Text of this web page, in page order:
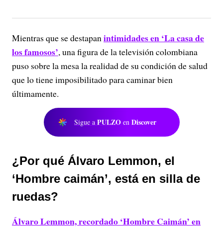
Mientras que se destapanintimidades en ‘La casa de
los famosos’, una figura de la televisión colombiana
puso sobre la mesa la realidad de su condición de salud
que lo tiene imposibilitado para caminar bien
últimamente.
Sigue a PULZO en Discover
¿Por qué Álvaro Lemmon, el
‘Hombre caimán’, está en silla de
ruedas?
Álvaro Lemmon, recordado ‘Hombre Caimán’ en